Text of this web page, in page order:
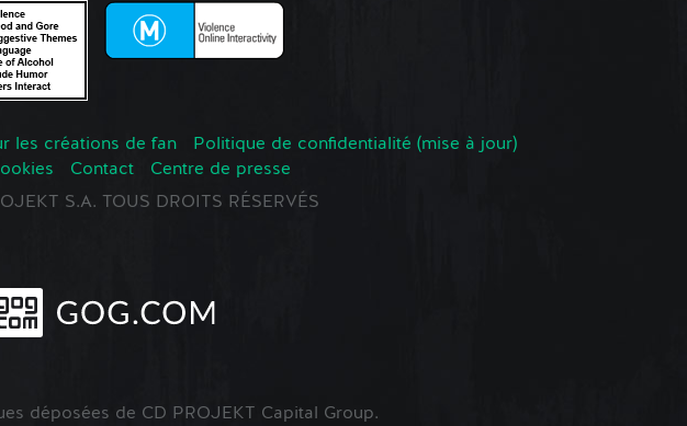
les créations de fan
Politique de confidentialité (mise à jour)
Contact
Centre de presse
S.A. TOUS DROITS RÉSERVÉS
déposées de CD PROJEKT Capital Group.